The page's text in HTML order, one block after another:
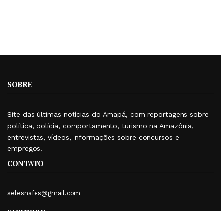
SOBRE
Site das últimas notícias do Amapá, com reportagens sobre
política, polícia, comportamento, turismo na Amazônia,
entrevistas, vídeos, informações sobre concursos e
empregos.
CONTATO
selesnafes@gmail.com